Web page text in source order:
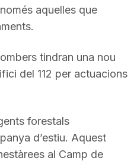
aquelles que
tindran una nou
del 112 per actuacions
forestals
d’estiu. Aquest
al Camp de